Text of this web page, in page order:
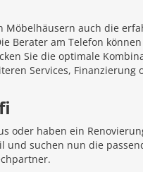
auch die
Berater am Telefon
Sie die optimale
Services,
oder haben ein
suchen nun die